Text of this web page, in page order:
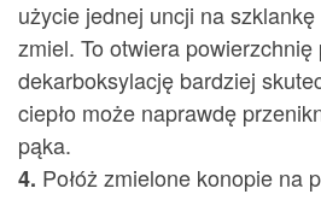
użycie jednej uncji na szklankę
zmiel. To otwiera
dekarboksylację bardziej
ciepło może naprawdę
pąka.
4. Połóż zmielone konopie na